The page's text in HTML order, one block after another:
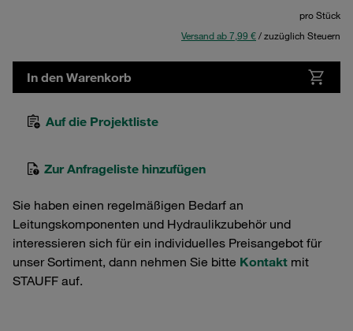
pro Stück
Versand ab 7,99 €/ zuzüglich Steuern
In den Warenkorb
Auf die Projektliste
Zur Anfrageliste hinzufügen
Sie haben einen regelmäßigen Bedarf an
Leitungskomponenten und Hydraulikzubehör und
interessieren sich für ein individuelles Preisangebot für
unser Sortiment, dann nehmen Sie bitte Kontakt mit
STAUFF auf.